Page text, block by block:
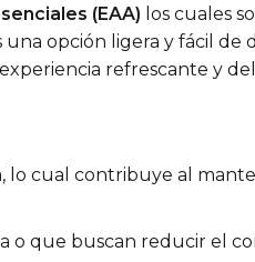
(EAA) los cuales
opción ligera y fácil
refrescante y
lo cual contribuye al
o que buscan reducir el